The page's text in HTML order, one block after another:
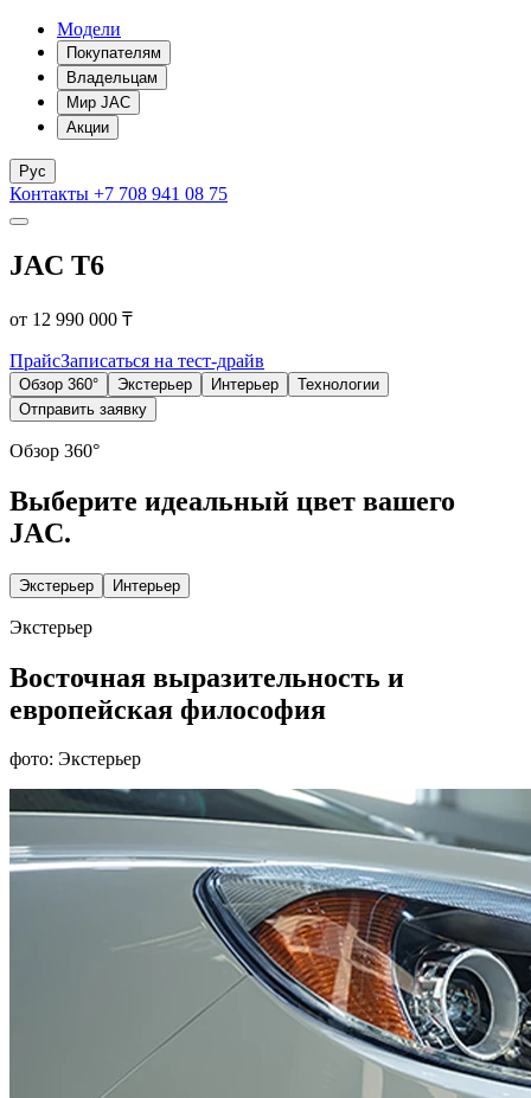
Модели
Покупателям
Владельцам
Мир JAC
Акции
Рус
Контакты +7 708 941 08 75
JAC T6
от 12 990 000 ₸
ПрайсЗаписаться на тест-драйв
Обзор 360° Экстерьер Интерьер
Технологии
Отправить заявку
Обзор 360°
Выберите идеальный цвет вашего
JAC.
Экстерьер Интерьер
Экстерьер
Восточная выразительность и
европейская философия
фото: Экстерьер